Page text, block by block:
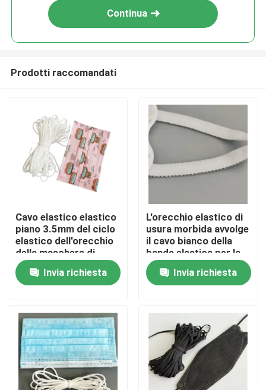
Casa
Prodotti
Chi siamo
Fatory Tour
Continua
Prodotti raccomandati
Cavo elastico elastico
piano 3.5mm del ciclo
elastico dell'orecchio
della maschera di
carattere della
stampa del bambino
Invia richiesta
L'orecchio elastico di
usura morbida avvolge
il cavo bianco della
banda elastica per la
maschera del bambino
KF94 Invia richiesta